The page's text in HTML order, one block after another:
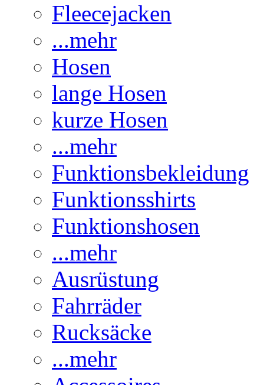
Fleecejacken
...mehr
Hosen
lange Hosen
kurze Hosen
...mehr
Funktionsbekleidung
Funktionsshirts
Funktionshosen
...mehr
Ausrüstung
Fahrräder
Rucksäcke
...mehr